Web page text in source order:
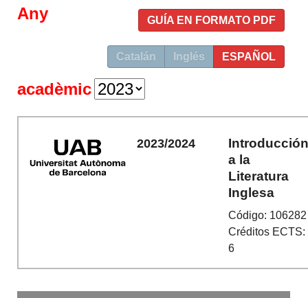
GUÍA EN FORMATO PDF
Catalán Inglés ESPAÑOL
Any
acadèmic
2023/2024
a la
Literatura
Inglesa
Código: 106282
Créditos ECTS:
6